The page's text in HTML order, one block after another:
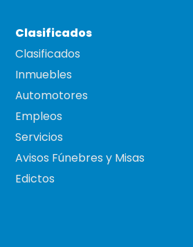
Clasificados
Clasificados
Inmuebles
Automotores
Empleos
Servicios
Avisos Fúnebres y Misas
Edictos